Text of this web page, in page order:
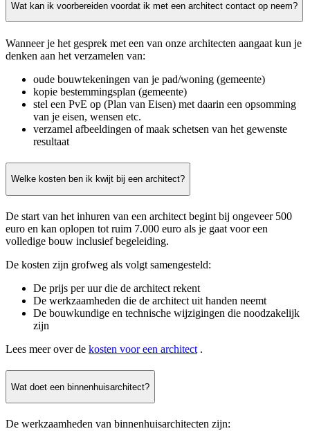
Wat kan ik voorbereiden voordat ik met een architect contact op neem?
Wanneer je het gesprek met een van onze architecten aangaat kun je
denken aan het verzamelen van:
oude bouwtekeningen van je pad/woning (gemeente)
kopie bestemmingsplan (gemeente)
stel een PvE op (Plan van Eisen) met daarin een opsomming
van je eisen, wensen etc.
verzamel afbeeldingen of maak schetsen van het gewenste
resultaat
Welke kosten ben ik kwijt bij een architect?
De start van het inhuren van een architect begint bij ongeveer 500
euro en kan oplopen tot ruim 7.000 euro als je gaat voor een
volledige bouw inclusief begeleiding.
De kosten zijn grofweg als volgt samengesteld:
De prijs per uur die de architect rekent
De werkzaamheden die de architect uit handen neemt
De bouwkundige en technische wijzigingen die noodzakelijk
zijn
Lees meer over de kosten voor een architect .
Wat doet een binnenhuisarchitect?
De werkzaamheden van binnenhuisarchitecten zijn: